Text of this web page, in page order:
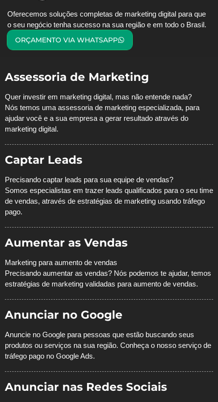
Oferecemos soluções completas de marketing digital para que
o seu negócio tenha sucesso na sua região e em todo o Brasil.
ORÇAMENTO VIA WHATSAPP
Assessoria de Marketing
Quer investir em marketing digital, mas não entende nada?
Nós temos uma assessoria de marketing especializada, para
ajudar você e a sua empresa a gerar resultado através do
marketing digital.
Captar Leads
Precisando captar leads para sua equipe de vendas?
Somos especialistas em trazer leads qualificados para o seu time
de vendas, através de estratégias de marketing usando tráfego
pago.
Aumentar as Vendas
Marketing para aumento de vendas
Precisando aumentar as vendas? Nós podemos te ajudar, temos
estratégias de marketing validadas para aumento de vendas.
Anunciar no Google
Anuncie no Google para pessoas que estão buscando seus
produtos ou serviços na sua região. Conheça o nosso serviço de
tráfego pago no Google Ads.
Anunciar nas Redes Sociais